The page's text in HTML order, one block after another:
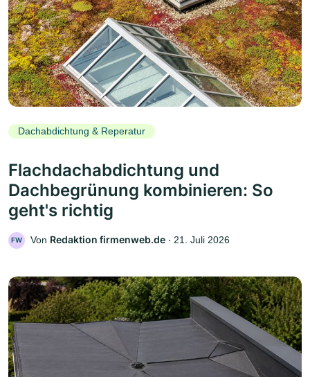
Dachabdichtung & Reperatur
Flachdachabdichtung und
Dachbegrünung kombinieren: So
geht's richtig
FW Von Redaktion firmenweb.de ‧ 21. Juli 2026